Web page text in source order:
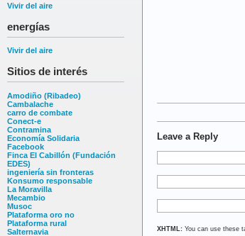
Vivir del aire
energías
Vivir del aire
Sitios de interés
Amodiño (Ribadeo)
Cambalache
carro de combate
Conect-e
Contramina
Economía Solidaria
Facebook
Finca El Cabillón (Fundación
EDES)
ingeniería sin fronteras
Konsumo responsable
La Moravilla
Mecambio
Musoc
Plataforma oro no
Plataforma rural
Salternavia
Leave a Reply
XHTML: You can use these